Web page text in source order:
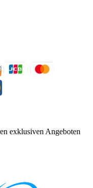
exklusiven Angeboten